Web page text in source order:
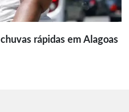
rápidas em Alagoas